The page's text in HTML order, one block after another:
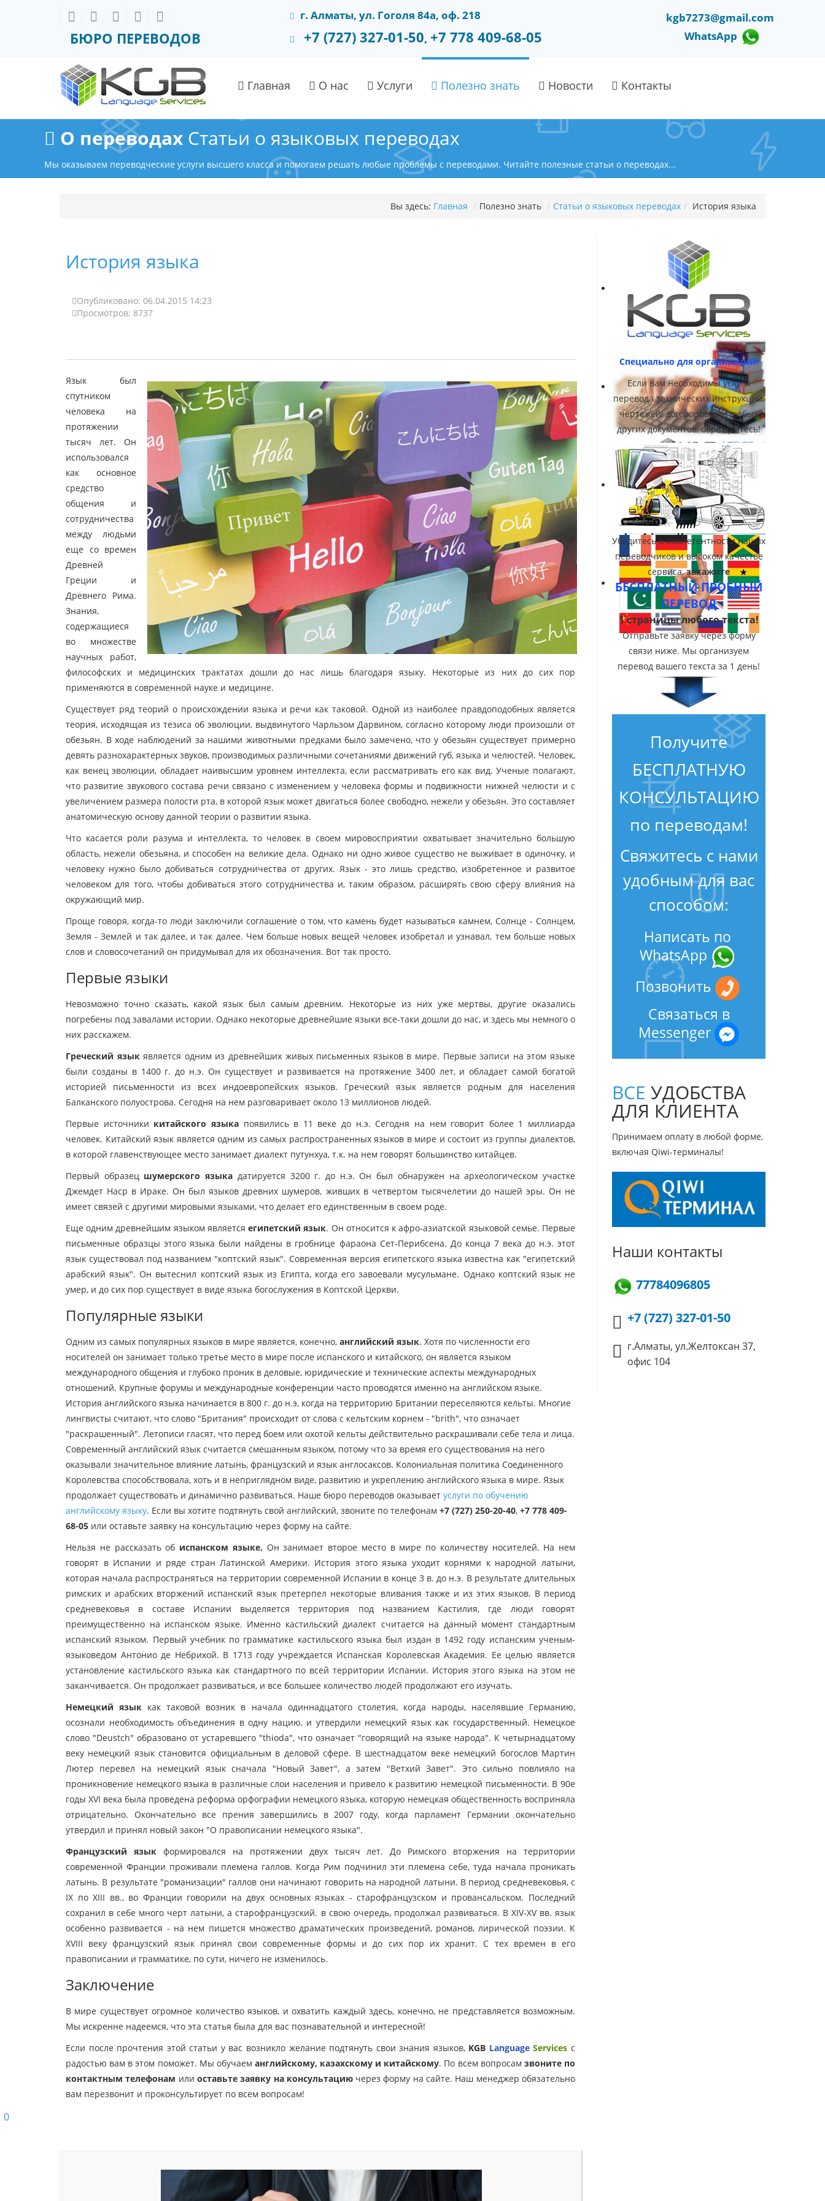
БЮРО ПЕРЕВОДОВ
г. Алматы, ул. Гоголя 84а, оф. 218
+7 (727) 327-01-50, +7 778 409-68-05
kgb7273@gmail.com
WhatsApp
Главная О нас Услуги Полезно знать Новости Контакты
О переводах Статьи о языковых переводах
Мы оказываем переводческие услуги высшего класса и помогаем решать любые проблемы с переводами. Читайте полезные статьи о переводах...
Вы здесь: Главная / Полезно знать / Статьи о языковых переводах / История языка
История языка
Опубликовано: 06.04.2015 14:23
Просмотров: 8737
Язык был
спутником
человека на
протяжении
тысяч лет. Он
использовался
как основное
средство
общения и
сотрудничества
между людьми
еще со времен
Древней
Греции и
Древнего Рима.
Знания,
содержащиеся
во множестве
научных работ,
философских и медицинских трактатах дошли до нас лишь благодаря языку. Некоторые из них до сих пор
применяются в современной науке и медицине.
Существует ряд теорий о происхождении языка и речи как таковой. Одной из наиболее правдоподобных является
теория, исходящая из тезиса об эволюции, выдвинутого Чарльзом Дарвином, согласно которому люди произошли от
обезьян. В ходе наблюдений за нашими животными предками было замечено, что у обезьян существует примерно
девять разнохарактерных звуков, производимых различными сочетаниями движений губ, языка и челюстей. Человек,
как венец эволюции, обладает наивысшим уровнем интеллекта, если рассматривать его как вид. Ученые полагают,
что развитие звукового состава речи связано с изменением у человека формы и подвижности нижней челюсти и с
увеличением размера полости рта, в которой язык может двигаться более свободно, нежели у обезьян. Это составляет
анатомическую основу данной теории о развитии языка.
Что касается роли разума и интеллекта, то человек в своем мировосприятии охватывает значительно большую
область, нежели обезьяна, и способен на великие дела. Однако ни одно живое существо не выживает в одиночку, и
человеку нужно было добиваться сотрудничества от других. Язык - это лишь средство, изобретенное и развитое
человеком для того, чтобы добиваться этого сотрудничества и, таким образом, расширять свою сферу влияния на
окружающий мир.
Проще говоря, когда-то люди заключили соглашение о том, что камень будет называться камнем, Солнце - Солнцем,
Земля - Землей и так далее, и так далее. Чем больше новых вещей человек изобретал и узнавал, тем больше новых
слов и словосочетаний он придумывал для их обозначения. Вот так просто.
Первые языки
Невозможно точно сказать, какой язык был самым древним. Некоторые из них уже мертвы, другие оказались
погребены под завалами истории. Однако некоторые древнейшие языки все-таки дошли до нас, и здесь мы немного о
них расскажем.
Греческий языкявляется одним из древнейших живых письменных языков в мире. Первые записи на этом языке
были созданы в 1400 г. до н.э. Он существует и развивается на протяжение 3400 лет, и обладает самой богатой
историей письменности из всех индоевропейских языков. Греческий язык является родным для населения
Балканского полуострова. Сегодня на нем разговаривает около 13 миллионов людей.
Первые источники китайского языкапоявились в 11 веке до н.э. Сегодня на нем говорит более 1 миллиарда
человек. Китайский язык является одним из самых распространенных языков в мире и состоит из группы диалектов,
в которой главенствующее место занимает диалект путунхуа, т.к. на нем говорят большинство китайцев.
Первый образец шумерского языка датируется 3200 г. до н.э. Он был обнаружен на археологическом участке
Джемдет Наср в Ираке. Он был языков древних шумеров, живших в четвертом тысячелетии до нашей эры. Он не
имеет связей с другими мировыми языками, что делает его единственным в своем роде.
Еще одним древнейшим языком являетсяегипетский язык. Он относится к афро-азиатской языковой семье. Первые
письменные образцы этого языка были найдены в гробнице фараона Сет-Перибсена. До конца 7 века до н.э. этот
язык существовал под названием "коптский язык". Современная версия египетского языка известна как "египетский
арабский язык". Он вытеснил коптский язык из Египта, когда его завоевали мусульмане. Однако коптский язык не
умер, и до сих пор существует в виде языка богослужения в Коптской Церкви.
Популярные языки
Одним из самых популярных языков в мире является, конечно, английский язык. Хотя по численности его
носителей он занимает только третье место в мире после испанского и китайского, он является языком
международного общения и глубоко проник в деловые, юридические и технические аспекты международных
отношений. Крупные форумы и международные конференции часто проводятся именно на английском языке.
История английского языка начинается в 800 г. до н.э, когда на территорию Британии переселяются кельты. Многие
лингвисты считают, что слово "Британия" происходит от слова с кельтским корнем - "brith", что означает
"раскрашенный". Летописи гласят, что перед боем или охотой кельты действительно раскрашивали себе тела и лица.
Современный английский язык считается смешанным языком, потому что за время его существования на него
оказывали значительное влияние латынь, французский и язык англосаксов. Колониальная политика Соединенного
Королевства способствовала, хоть и в неприглядном виде, развитию и укреплению английского языка в мире. Язык
продолжает существовать и динамично развиваться. Наше бюро переводов оказывает услуги по обучению
английскому языку. Если вы хотите подтянуть свой английский, звоните по телефонам +7 (727) 250-20-40, +7 778 409-
68-05 или оставьте заявку на консультацию через форму на сайте.
Нельзя не рассказать об испанском языке. Он занимает второе место в мире по количеству носителей. На нем
говорят в Испании и ряде стран Латинской Америки. История этого языка уходит корнями к народной латыни,
которая начала распространяться на территории современной Испании в конце 3 в. до н.э. В результате длительных
римских и арабских вторжений испанский язык претерпел некоторые вливания также и из этих языков. В период
средневековья в составе Испании выделяется территория под названием Кастилия, где люди говорят
преимущественно на испанском языке. Именно кастильский диалект считается на данный момент стандартным
испанский языком. Первый учебник по грамматике кастильского языка был издан в 1492 году испанским ученым-
языковедом Антонио де Небрихой. В 1713 году учреждается Испанская Королевская Академия. Ее целью является
установление кастильского языка как стандартного по всей территории Испании. История этого языка на этом не
заканчивается. Он продолжает развиваться, и все большее количество людей продолжают его изучать.
Немецкий язык как таковой возник в начала одиннадцатого столетия, когда народы, населявшие Германию,
осознали необходимость объединения в одну нацию, и утвердили немецкий язык как государственный. Немецкое
слово "Deustch" образовано от устаревшего "thioda", что означает "говорящий на языке народа". К четырнадцатому
веку немецкий язык становится официальным в деловой сфере. В шестнадцатом веке немецкий богослов Мартин
Лютер перевел на немецкий язык сначала "Новый Завет", а затем "Ветхий Завет". Это сильно повлияло на
проникновение немецкого языка в различные слои населения и привело к развитию немецкой письменности. В 90е
годы XVI века была проведена реформа орфографии немецкого языка, которую немецкая общественность восприняла
отрицательно. Окончательно все прения завершились в 2007 году, когда парламент Германии окончательно
утвердил и принял новый закон "О правописании немецкого языка".
Французский языкформировался на протяжении двух тысяч лет. До Римского вторжения на территории
современной Франции проживали племена галлов. Когда Рим подчинил эти племена себе, туда начала проникать
латынь. В результате "романизации" галлов они начинают говорить на народной латыни. В период средневековья, с
IX по XIII вв., во Франции говорили на двух основных языках - старофранцузском и провансальском. Последний
сохранил в себе много черт латыни, а старофранцузский. в свою очередь, продолжал развиваться. В XIV-XV вв. язык
особенно развивается - на нем пишется множество драматических произведений, романов, лирической поэзии. К
XVIII веку французский язык принял свои современные формы и до сих пор их хранит. С тех времен в его
правописании и грамматике, по сути, ничего не изменилось.
Заключение
В мире существует огромное количество языков, и охватить каждый здесь, конечно, не представляется возможным.
Мы искренне надеемся, что эта статья была для вас познавательной и интересной!
Если после прочтения этой статьи у вас возникло желание подтянуть свои знания языков, KGB Language Services с
радостью вам в этом поможет. Мы обучаем английскому, казахскому и китайскому. По всем вопросам звоните по
контактным телефонам или оставьте заявку на консультациючерез форму на сайте. Наш менеджер обязательно
вам перезвонит и проконсультирует по всем вопросам!
0
Специально для организаций!
Если вам необходимы услуги
перевода технических инструкций,
чертежей, договоров или любых
других документов, обращайтесь!
Убедитесь в компетентности наших
переводчиков и высоком качестве
сервиса,закажите
БЕСПЛАТНЫЙ ПРОБНЫЙ
ПЕРЕВОД
1 страницы любого текста!
Отправьте заявку через форму
связи ниже. Мы организуем
перевод вашего текста за 1 день!
Получите
БЕСПЛАТНУЮ
КОНСУЛЬТАЦИЮ
по переводам!
Свяжитесь с нами
удобным для вас
способом:
Написать по
WhatsApp
Позвонить
Связаться в
Messenger
ВСЕ УДОБСТВА
ДЛЯ КЛИЕНТА
Принимаем оплату в любой форме,
включая Qiwi-терминалы!
Наши контакты
77784096805
+7 (727) 327-01-50
г.Алматы, ул.Желтоксан 37,
офис 104